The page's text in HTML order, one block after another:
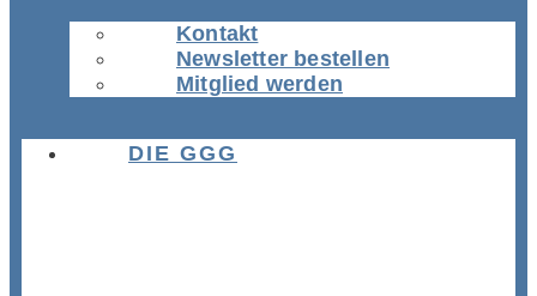
Kontakt
Newsletter bestellen
Mitglied werden
DIE GGG